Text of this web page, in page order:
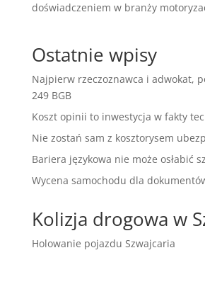
doświadczeniem w branży
Ostatnie wpisy
Najpierw rzeczoznawca i adwokat,
249 BGB
Koszt opinii to inwestycja w fakty
Nie zostań sam z kosztorysem
Bariera językowa nie może osłabić
Wycena samochodu dla
Kolizja drogowa w
Holowanie pojazdu Szwajcaria